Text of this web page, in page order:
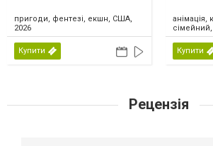
пригоди, фентезі, екшн, США,
2026
Купити
анімація,
Купити
Рецензія